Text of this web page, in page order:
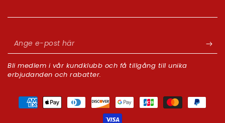
Ange
e-
post
Bli medlem i vår kundklubb och få tillgång till unika
erbjudanden och rabatter.
Betalningsmetoder